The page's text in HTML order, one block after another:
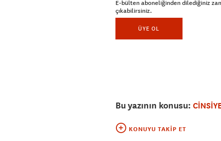
E-bülten aboneliğinden dilediğiniz
çıkabilirsiniz.
ÜYE OL
Bu yazının konusu:
KONUYU TAKIP ET